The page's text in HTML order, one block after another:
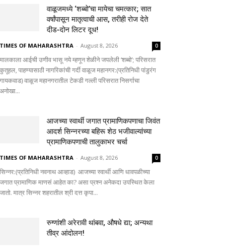
वाळूजमध्ये ‘शब्बो’चा मायेचा चमत्कार; सात
वर्षांपासून मातृत्वाची आस, तरीही रोज देते
दीड-दोन लिटर दूध!
TIMES OF MAHARASHTRA - August 8, 2026 0
मालकाला आईची उणीव भासू नये म्हणून शेळीने जपलेली ‘शब्बो’; परिसरात
कुतूहल, पाहण्यासाठी नागरिकांची गर्दी वाळूज महानगर:(प्रतिनिधी पांडुरंग
गायकवाड) वाळूज महानगरातील टेकडी गल्ली परिसरात निसर्गाचा
अनोखा...
आजच्या स्वार्थी जगात प्रामाणिकपणाचा जिवंत
आदर्श सिन्नरच्या बहिरू शेठ भजीवाल्यांच्या
प्रामाणिकपणाची तालुकाभर चर्चा
TIMES OF MAHARASHTRA - August 8, 2026 0
सिन्नर:(प्रतिनिधी नवनाथ आव्हाड) आजच्या स्वार्थी आणि धावपळीच्या
जगात प्रामाणिक माणसं आहेत का? असा प्रश्न अनेकदा उपस्थित केला
जातो. मात्र सिन्नर शहरातील श्री दत्त कृपा...
रुग्णांशी अरेरावी थांबवा, औषधे द्या; अन्यथा
तीव्र आंदोलन!